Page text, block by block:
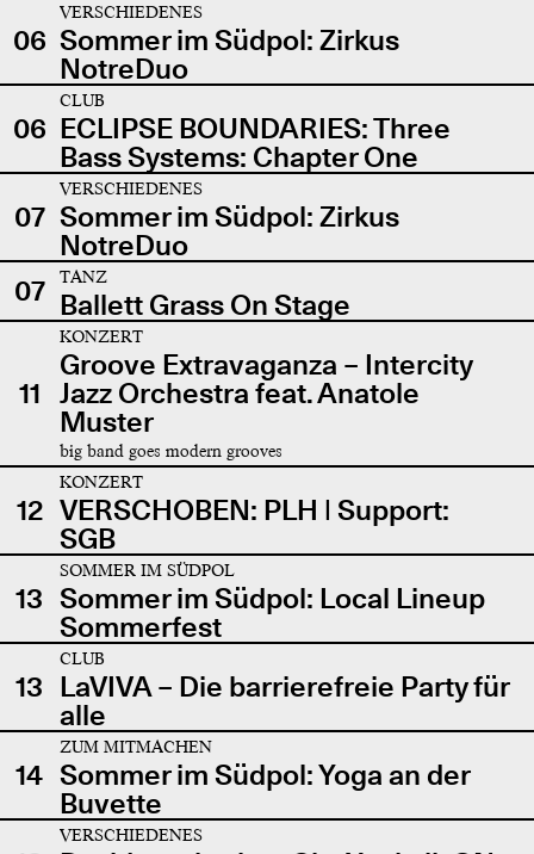
06
VERSCHIEDENES
Sommer im Südpol: Zirkus
NotreDuo
06
CLUB
ECLIPSE BOUNDARIES: Three
Bass Systems: Chapter One
07
VERSCHIEDENES
Sommer im Südpol: Zirkus
NotreDuo
07
TANZ
Ballett Grass On Stage
11
KONZERT
Groove Extravaganza – Intercity
Jazz Orchestra feat. Anatole
Muster
big band goes modern grooves
12
KONZERT
VERSCHOBEN: PLH | Support:
SGB
13
SOMMER IM SÜDPOL
Sommer im Südpol: Local Lineup
Sommerfest
13
CLUB
LaVIVA – Die barrierefreie Party für
alle
14
ZUM MITMACHEN
Sommer im Südpol: Yoga an der
Buvette
VERSCHIEDENES